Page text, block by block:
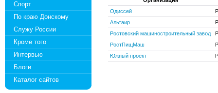
Спорт
По краю Донскому
Служу России
Кроме того
Интервью
Блоги
Каталог сайтов
Одиссей
Альтаир
Ростовский машиностроительный завод
РостПищМаш
Южный проект